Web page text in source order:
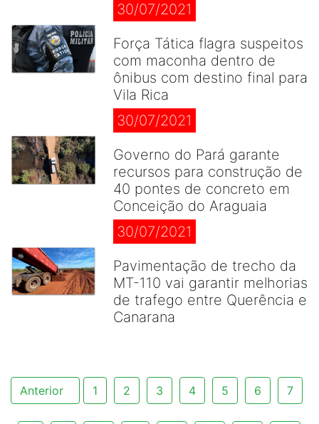
30/07/2021
Força Tática flagra suspeitos
com maconha dentro de
ônibus com destino final para
Vila Rica
30/07/2021
Governo do Pará garante
recursos para construção de
40 pontes de concreto em
Conceição do Araguaia
30/07/2021
Pavimentação de trecho da
MT-110 vai garantir melhorias
de trafego entre Querência e
Canarana
Anterior 1 2 3 4 5 6 7